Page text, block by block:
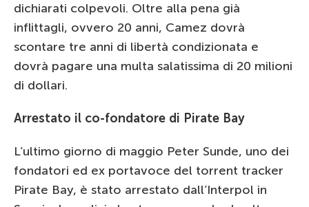
dichiarati colpevoli. Oltre alla pena già
inflittagli, ovvero 20 anni, Camez dovrà
scontare tre anni di libertà condizionata e
dovrà pagare una multa salatissima di 20 milioni
di dollari.
Arrestato il co-fondatore di Pirate Bay
L’ultimo giorno di maggio Peter Sunde, uno dei
fondatori ed ex portavoce del torrent tracker
Pirate Bay, è stato arrestato dall’Interpol in